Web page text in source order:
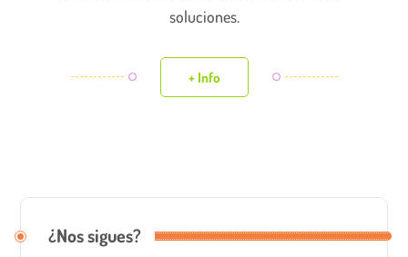
soluciones.
+ Info
¿Nos sigues?